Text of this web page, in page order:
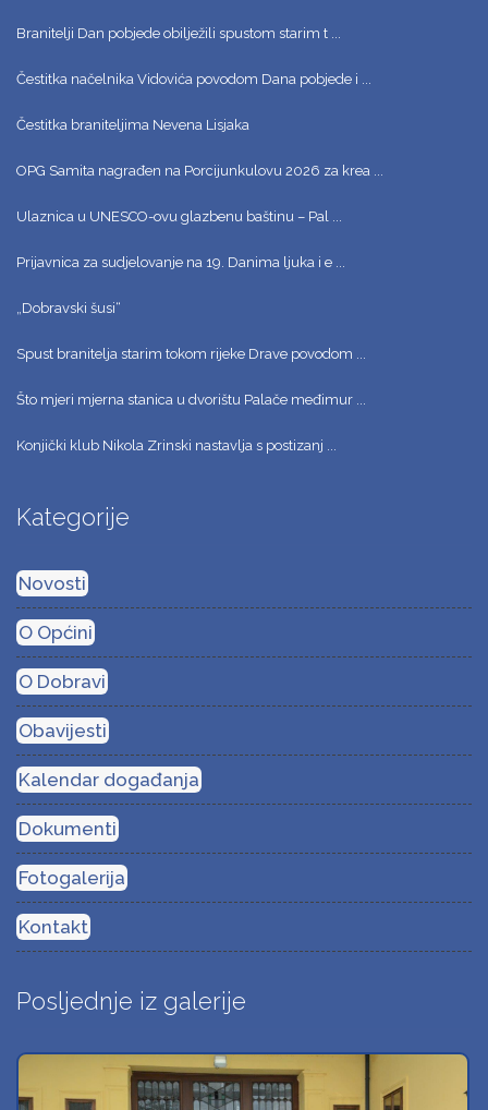
Branitelji Dan pobjede obilježili spustom starim t ...
Čestitka načelnika Vidovića povodom Dana pobjede i ...
Čestitka braniteljima Nevena Lisjaka
OPG Samita nagrađen na Porcijunkulovu 2026 za krea ...
Ulaznica u UNESCO-ovu glazbenu baštinu – Pal ...
Prijavnica za sudjelovanje na 19. Danima ljuka i e ...
„Dobravski šusi“
Spust branitelja starim tokom rijeke Drave povodom ...
Što mjeri mjerna stanica u dvorištu Palače međimur ...
Konjički klub Nikola Zrinski nastavlja s postizanj ...
Kategorije
Novosti
O Općini
O Dobravi
Obavijesti
Kalendar događanja
Dokumenti
Fotogalerija
Kontakt
Posljednje iz galerije